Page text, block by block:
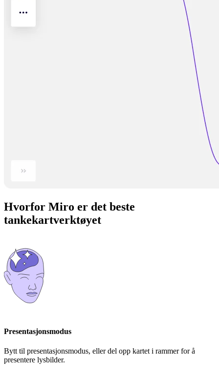
Hvorfor Miro er det beste
tankekartverktøyet
Presentasjonsmodus
Bytt til presentasjonsmodus, eller del opp kartet i rammer for å
presentere lysbilder.